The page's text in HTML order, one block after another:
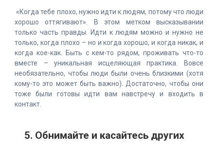
«Когда тебе плохо, нужно идти к людям, потому что люди
хорошо оттягивают». В этом метком высказывании
только часть правды. Идти к людям можно и нужно не
только, когда плохо – но и когда хорошо, и когда никак, и
когда кое-как. Быть с кем-то рядом, проживать что-то
вместе – уникальная исцеляющая практика. Вовсе
необязательно, чтобы люди были очень близкими (хотя
кому-то это может быть важно). Достаточно, чтобы они
тоже были готовы идти вам навстречу и входить в
контакт.
5. Обнимайте и касайтесь других